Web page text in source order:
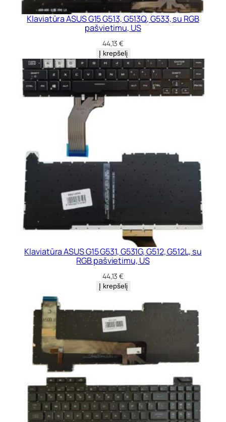
Klaviatūra ASUS G15 G513, G513Q, G533, su RGB
pašvietimu, US
44,13€
Į krepšelį
Klaviatūra ASUS G15 G531, G531G, G512, G512L, su
RGB pašvietimu, US
44,13€
Į krepšelį